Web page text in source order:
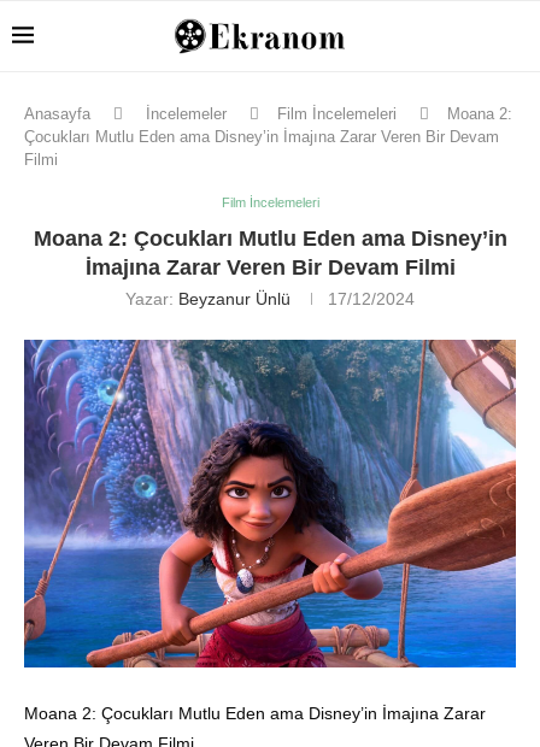
Anasayfa İncelemeler Film İncelemeleri
Moana 2:
Çocukları Mutlu Eden ama Disney’in İmajına Zarar Veren Bir Devam
Filmi
Film İncelemeleri
Moana 2: Çocukları Mutlu Eden ama Disney’in
İmajına Zarar Veren Bir Devam Filmi
Yazar: Beyzanur Ünlü 17/12/2024
Moana 2: Çocukları Mutlu Eden ama Disney’in İmajına Zarar